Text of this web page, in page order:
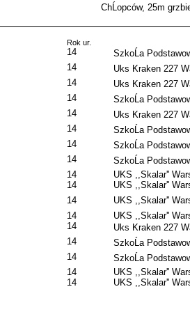
ChĹopców, 25m
Rok ur.
14
SzkoĹa
14
Uks Kraken 227
14
Uks Kraken 227
14
SzkoĹa
14
Uks Kraken 227
14
SzkoĹa
14
SzkoĹa
14
SzkoĹa
14
UKS ,,Skalar''
14
UKS ,,Skalar''
14
UKS ,,Skalar''
14
UKS ,,Skalar''
14
Uks Kraken 227
14
SzkoĹa
14
SzkoĹa
14
UKS ,,Skalar''
14
UKS ,,Skalar''